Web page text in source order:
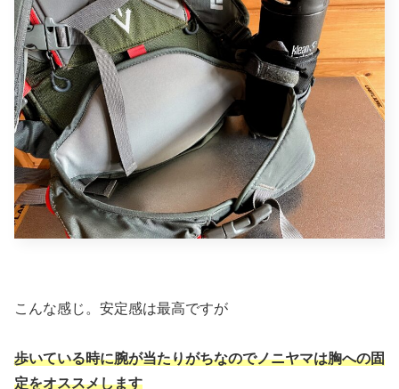
こんな感じ。安定感は最高ですが
歩いている時に腕が当たりがちなのでノニヤマは胸への固
定をオススメします